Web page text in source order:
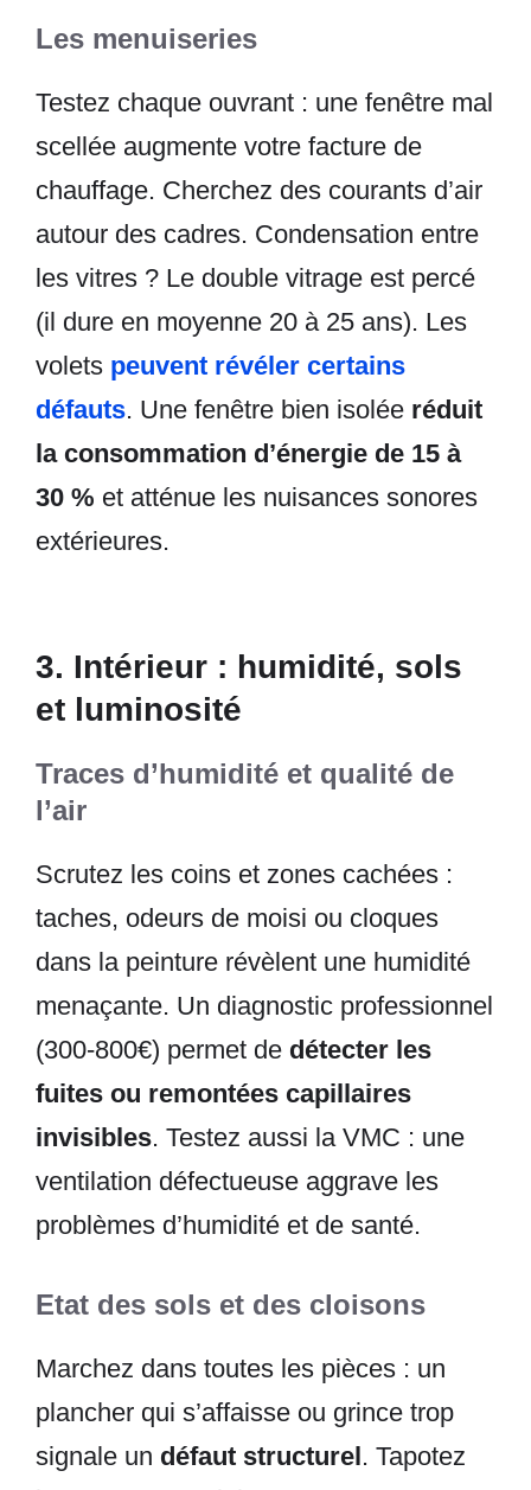
Les menuiseries
Testez chaque ouvrant : une fenêtre mal
scellée augmente votre facture de
chauffage. Cherchez des courants d’air
autour des cadres. Condensation entre
les vitres ? Le double vitrage est percé
(il dure en moyenne 20 à 25 ans). Les
volets peuvent révéler certains
défauts. Une fenêtre bien isolée réduit
la consommation d’énergie de 15 à
30 % et atténue les nuisances sonores
extérieures.
3. Intérieur : humidité, sols
et luminosité
Traces d’humidité et qualité de
l’air
Scrutez les coins et zones cachées :
taches, odeurs de moisi ou cloques
dans la peinture révèlent une humidité
menaçante. Un diagnostic professionnel
(300-800€) permet de détecter les
fuites ou remontées capillaires
invisibles. Testez aussi la VMC : une
ventilation défectueuse aggrave les
problèmes d’humidité et de santé.
Etat des sols et des cloisons
Marchez dans toutes les pièces : un
plancher qui s’affaisse ou grince trop
signale un défaut structurel. Tapotez